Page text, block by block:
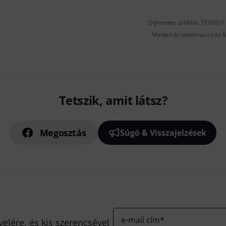
Díjmentes szállítás 79 000
Minden ár tartalmazza az
Tetszik, amit látsz?
Megosztás Súgó & Visszajelzések
és kis szerencsével
e-mail cím*